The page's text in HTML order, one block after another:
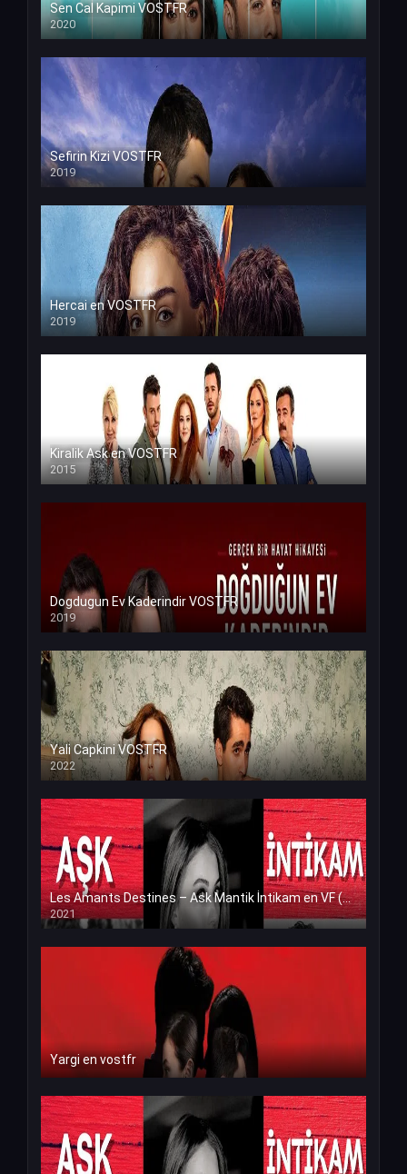
Sen Cal Kapimi VOSTFR
2020
Sefirin Kizi VOSTFR
2019
Hercai en VOSTFR
2019
Kiralik Ask en VOSTFR
2015
Dogdugun Ev Kaderindir VOSTFR
2019
Yali Capkini VOSTFR
2022
Les Amants Destines – Ask Mantik İntikam en VF (Voix Francaise)
2021
Yargi en vostfr